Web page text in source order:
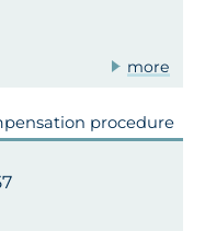
more
procedure